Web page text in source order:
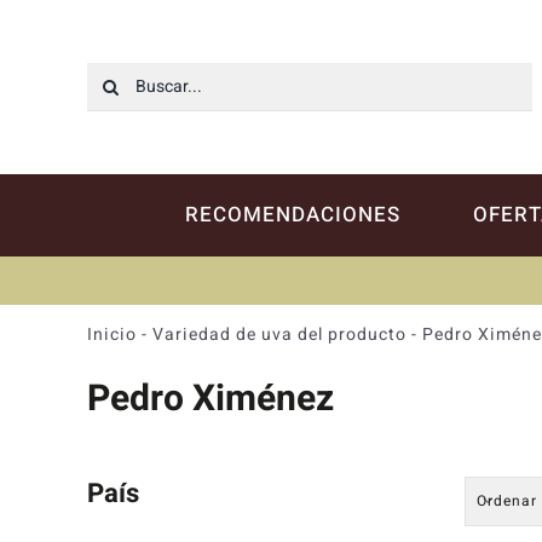
Buscar:
RECOMENDACIONES
Inicio - Variedad de uva del producto - Pedro
Pedro Ximénez
País